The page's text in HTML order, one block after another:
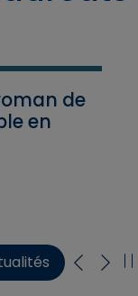
de
en